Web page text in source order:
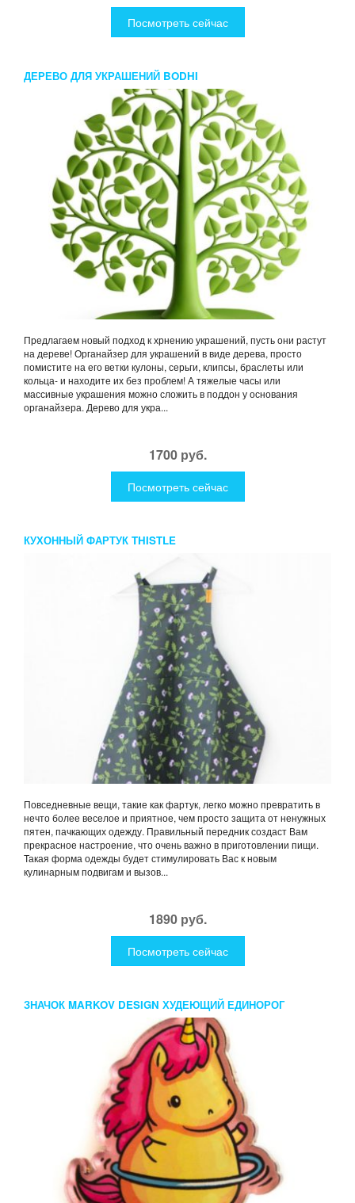
Посмотреть сейчас
ДЕРЕВО ДЛЯ УКРАШЕНИЙ BODHI
Предлагаем новый подход к хрнению украшений, пусть они растут
на дереве! Органайзер для украшений в виде дерева, просто
помистите на его ветки кулоны, серьги, клипсы, браслеты или
кольца- и находите их без проблем! А тяжелые часы или
массивные украшения можно сложить в поддон у основания
органайзера. Дерево для укра...
1700 руб.
Посмотреть сейчас
КУХОННЫЙ ФАРТУК THISTLE
Повседневные вещи, такие как фартук, легко можно превратить в
нечто более веселое и приятное, чем просто защита от ненужных
пятен, пачкающих одежду. Правильный передник создаст Вам
прекрасное настроение, что очень важно в приготовлении пищи.
Такая форма одежды будет стимулировать Вас к новым
кулинарным подвигам и вызов...
1890 руб.
Посмотреть сейчас
ЗНАЧОК MARKOV DESIGN ХУДЕЮЩИЙ ЕДИНОРОГ